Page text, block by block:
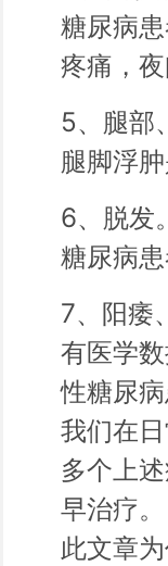
糖尿病
疼痛，
5、腿部
腿脚浮
6、脱发
糖尿病
7、阳痿
有医学
性糖尿
我们在
多个上
早治疗。
此文章